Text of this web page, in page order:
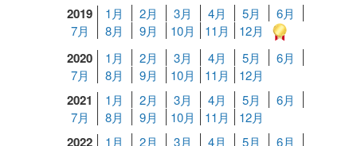
2019 1月 2月 3月 4月 5月
6月
7月
8月 9月 10月 11月 12月
2020 1月 2月 3月 4月 5月
6月
7月
8月 9月 10月 11月 12月
2021 1月 2月 3月 4月 5月
6月
7月
8月 9月 10月 11月 12月
2022 1月 2月 3月 4月 5月
6月